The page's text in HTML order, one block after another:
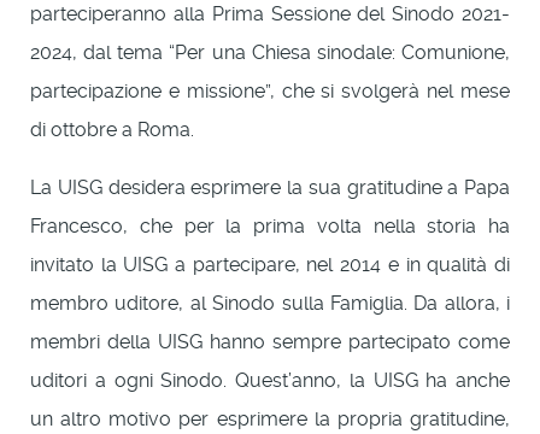
parteciperanno alla Prima Sessione del Sinodo 2021-
2024, dal tema “Per una Chiesa sinodale: Comunione,
partecipazione e missione”, che si svolgerà nel mese
di ottobre a Roma.
La UISG desidera esprimere la sua gratitudine a Papa
Francesco, che per la prima volta nella storia ha
invitato la UISG a partecipare, nel 2014 e in qualità di
membro uditore, al Sinodo sulla Famiglia. Da allora, i
membri della UISG hanno sempre partecipato come
uditori a ogni Sinodo. Quest’anno, la UISG ha anche
un altro motivo per esprimere la propria gratitudine,